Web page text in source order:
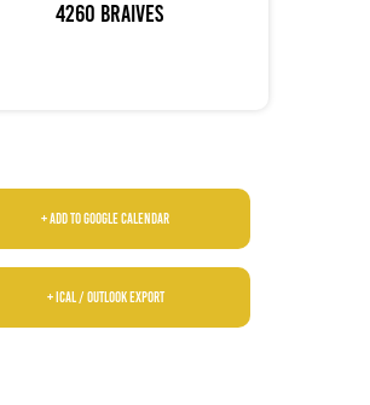
4260 Braives
+ Add to Google Calendar
+ iCal / Outlook export